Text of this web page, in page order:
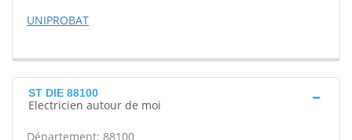
UNIPROBAT
ST DIE 88100
Electricien autour de moi
Département: 88100